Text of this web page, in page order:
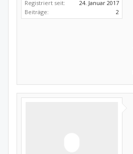
Registriert seit:
24. Januar 2017
Beiträge:
2